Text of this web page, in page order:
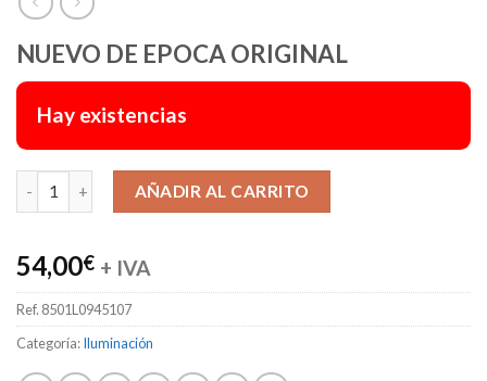
NUEVO DE EPOCA ORIGINAL
Hay existencias
AÑADIR AL CARRITO
54,00€ + IVA
Ref. 8501L0945107
Categoría:Iluminación